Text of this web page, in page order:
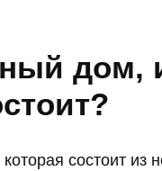
дом,
состоит из